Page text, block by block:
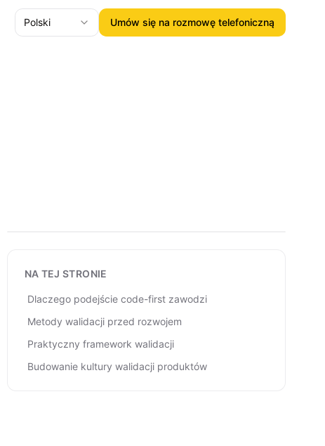
Polski Umów się na rozmowę telefoniczną
NA TEJ STRONIE
Dlaczego podejście code-first zawodzi
Metody walidacji przed rozwojem
Praktyczny framework walidacji
Budowanie kultury walidacji produktów